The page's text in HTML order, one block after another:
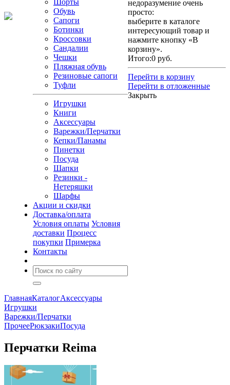
Шорты
Обувь
Сапоги
Ботинки
Кроссовки
Сандалии
Чешки
Пляжная обувь
Резиновые сапоги
Туфли
Игрушки
Книги
Аксессуары
Варежки/Перчатки
Кепки/Панамы
Пинетки
Посуда
Шапки
Резинки -
Нетеряшки
Шарфы
Акции и скидки
Доставка/оплата
Условия оплаты Условия
доставки Процесс
покупки Примерка
Контакты
недоразумение очень
просто:
выберите в каталоге
интересующий товар и
нажмите кнопку «В
корзину».
Итого:0 руб.
Перейти в корзину
Перейти в отложенные
Закрыть
ГлавнаяКаталогАксессуары
Игрушки
Варежки/Перчатки
ПрочееРюкзакиПосуда
Перчатки Reima